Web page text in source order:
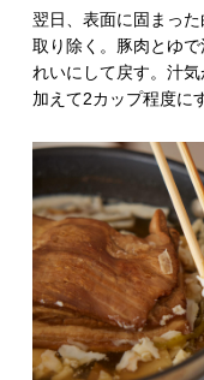
翌日、表面に固まっ
取り除く。豚肉とゆ
れいにして戻す。汁
加えて2カップ程度に